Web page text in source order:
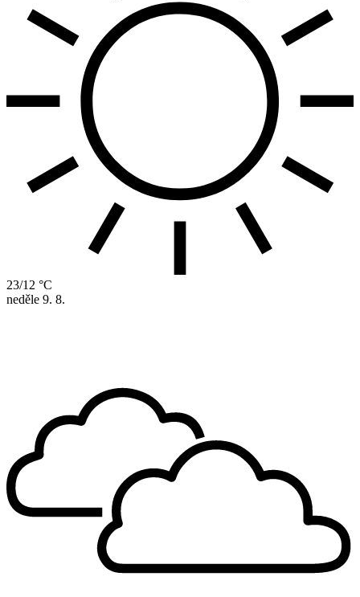
23/12 °C
neděle 9. 8.